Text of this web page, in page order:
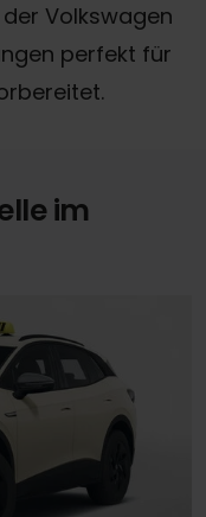
Volkswagen
perfekt für
im